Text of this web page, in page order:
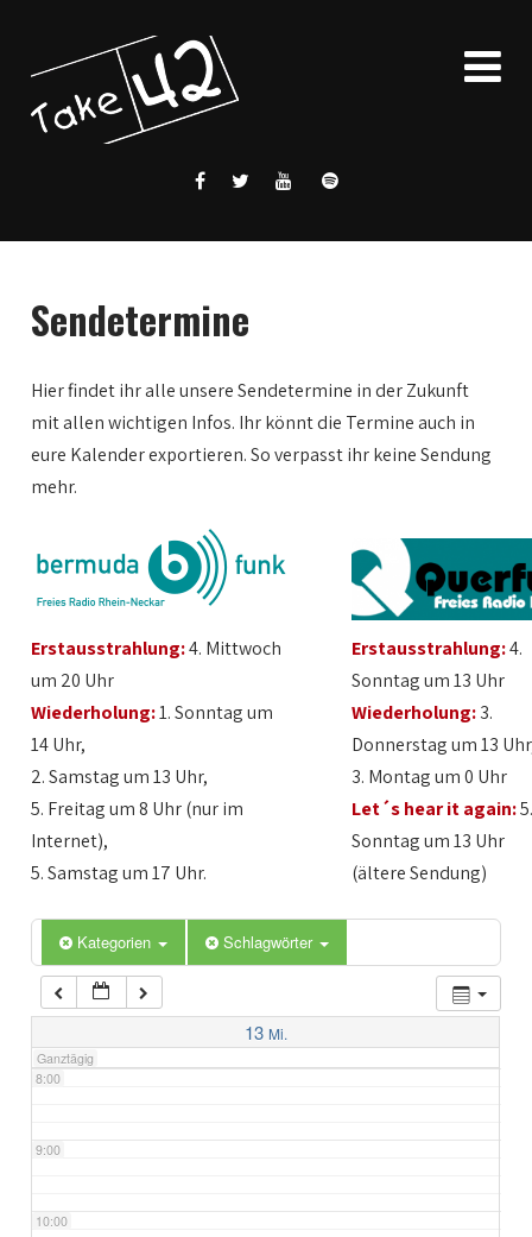
Sendetermine
Hier findet ihr alle unsere Sendetermine in der Zukunft
mit allen wichtigen Infos. Ihr könnt die Termine auch in
eure Kalender exportieren. So verpasst ihr keine Sendung
mehr.
Erstausstrahlung:4. Mittwoch
um 20 Uhr
Wiederholung:1. Sonntag um
14 Uhr,
2. Samstag um 13 Uhr,
5. Freitag um 8 Uhr (nur im
Internet),
5. Samstag um 17 Uhr.
Erstausstrahlung:4.
Sonntag um 13 Uhr
Wiederholung:3.
Donnerstag um 13
3. Montag um 0 Uhr
Let´s hear it again:
Sonntag um 13 Uhr
(ältere Sendung)
Kategorien Schlagwörter
13 Mi.
Ganztägig
1:00
2:00
3:00
5:00
6:00
7:00
8:00
9:00
10:00